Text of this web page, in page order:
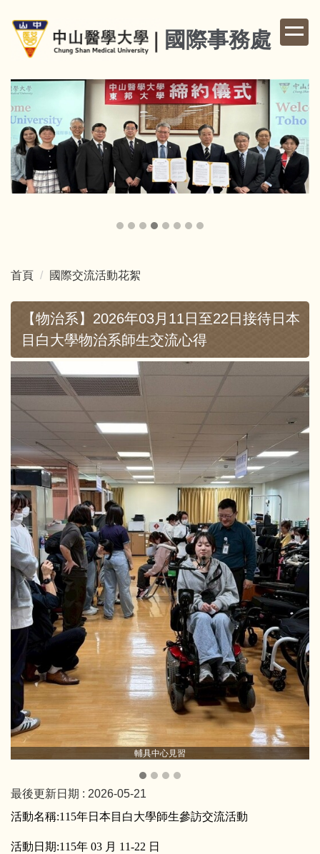
到
內
容
區
國際事務處
首頁 國際交流活動花絮
【物治系】2026年03月11日至22日接待日本
目白大學物治系師生交流心得
輔具中心見習
最後更新日期 : 2026-05-21
活動名稱:115年日本目白大學師生參訪交流活動
活動日期:115年 03 月 11-22 日